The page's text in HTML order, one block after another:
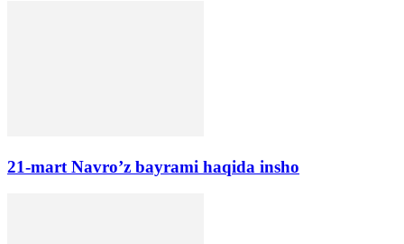
21-mart Navro’z bayrami haqida insho